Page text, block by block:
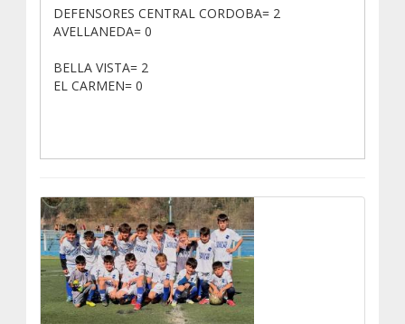
DEFENSORES CENTRAL CORDOBA= 2
AVELLANEDA= 0
BELLA VISTA= 2
EL CARMEN= 0